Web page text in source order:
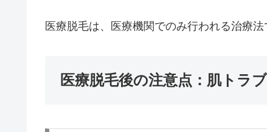
医療脱毛は、医療機関でのみ行われる治療
医療脱毛後の注意点：肌トラ